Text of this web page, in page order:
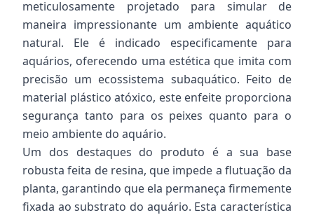
meticulosamente projetado para simular de
maneira impressionante um ambiente aquático
natural. Ele é indicado especificamente para
aquários, oferecendo uma estética que imita com
precisão um ecossistema subaquático. Feito de
material plástico atóxico, este enfeite proporciona
segurança tanto para os peixes quanto para o
meio ambiente do aquário.
Um dos destaques do produto é a sua base
robusta feita de resina, que impede a flutuação da
planta, garantindo que ela permaneça firmemente
fixada ao substrato do aquário. Esta característica